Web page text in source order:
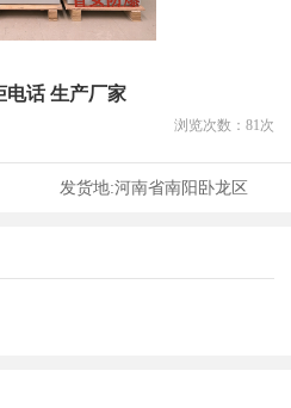
电话 生产厂家
浏览次数： 81次
发货地:河南省南阳卧龙区